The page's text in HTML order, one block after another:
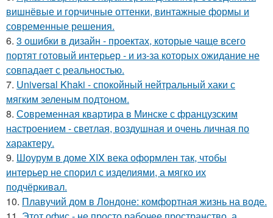
вишнёвые и горчичные оттенки, винтажные формы и
современные решения.
6. 3 ошибки в дизайн - проектах, которые чаще всего
портят готовый интерьер - и из-за которых ожидание не
совпадает с реальностью.
7. Universal Khaki - спокойный нейтральный хаки с
мягким зеленым подтоном.
8. Современная квартира в Минске с французским
настроением - светлая, воздушная и очень личная по
характеру.
9. Шоурум в доме XIX века оформлен так, чтобы
интерьер не спорил с изделиями, а мягко их
подчёркивал.
10. Плавучий дом в Лондоне: комфортная жизнь на воде.